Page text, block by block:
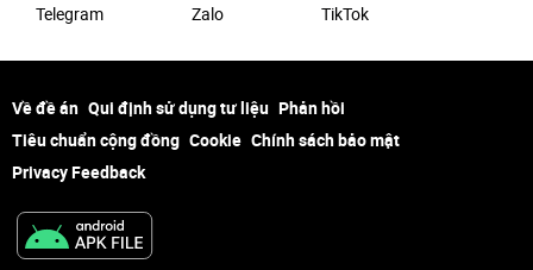
Telegram Zalo ТikТоk
Về đề án Qui định sử dụng tư liệu Phản hồi
Tiêu chuẩn cộng đồng Cookie Chính sách bảo mật
Privacy Feedback